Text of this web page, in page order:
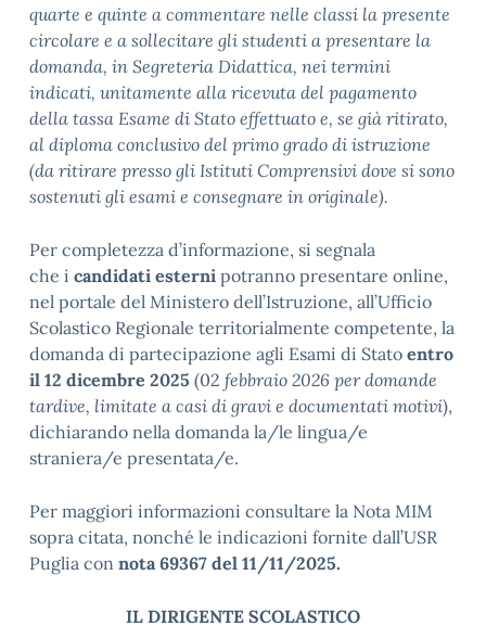
quarte e quinte a commentare nelle classi la presente
circolare e a sollecitare gli studenti a presentare la
domanda, in Segreteria Didattica, nei termini
indicati, unitamente alla ricevuta del pagamento
della tassa Esame di Stato effettuato e, se già ritirato,
al diploma conclusivo del primo grado di istruzione
(da ritirare presso gli Istituti Comprensivi dove si sono
sostenuti gli esami e consegnare in originale).
Per completezza d’informazione, si segnala
che i candidati esterni potranno presentare online,
nel portale del Ministero dell’Istruzione, all’Ufficio
Scolastico Regionale territorialmente competente, la
domanda di partecipazione agli Esami di Stato entro
il 12 dicembre 2025 (02 febbraio 2026 per domande
tardive, limitate a casi di gravi e documentati motivi),
dichiarando nella domanda la/le lingua/e
straniera/e presentata/e.
Per maggiori informazioni consultare la Nota MIM
sopra citata, nonché le indicazioni fornite dall’USR
Puglia con nota 69367 del 11/11/2025.
IL DIRIGENTE SCOLASTICO